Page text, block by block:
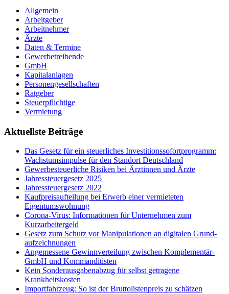
Allgemein
Arbeitgeber
Arbeitnehmer
Ärzte
Daten & Termine
Gewerbetreibende
GmbH
Kapitalanlagen
Personengesellschaften
Ratgeber
Steuerpflichtige
Vermietung
Aktuellste Beiträge
Das Gesetz für ein steuerliches Investitionssofortprogramm:
Wachstumsimpulse für den Standort Deutschland
Gewerbesteuerliche Risiken bei Ärztinnen und Ärzte
Jahressteuergesetz 2025
Jahressteuergesetz 2022
Kaufpreisaufteilung bei Erwerb einer vermieteten
Eigentumswohnung
Corona-Virus: Informationen für Unternehmen zum
Kurzarbeitergeld
Ge­setz zum Schutz vor Ma­ni­pu­la­tio­nen an di­gi­ta­len Grund­
auf­zeich­nun­gen
Angemessene Gewinnverteilung zwischen Komplementär-
GmbH und Kommanditisten
Kein Sonderausgabenabzug für selbst getragene
Krankheitskosten
Importfahrzeug: So ist der Bruttolistenpreis zu schätzen